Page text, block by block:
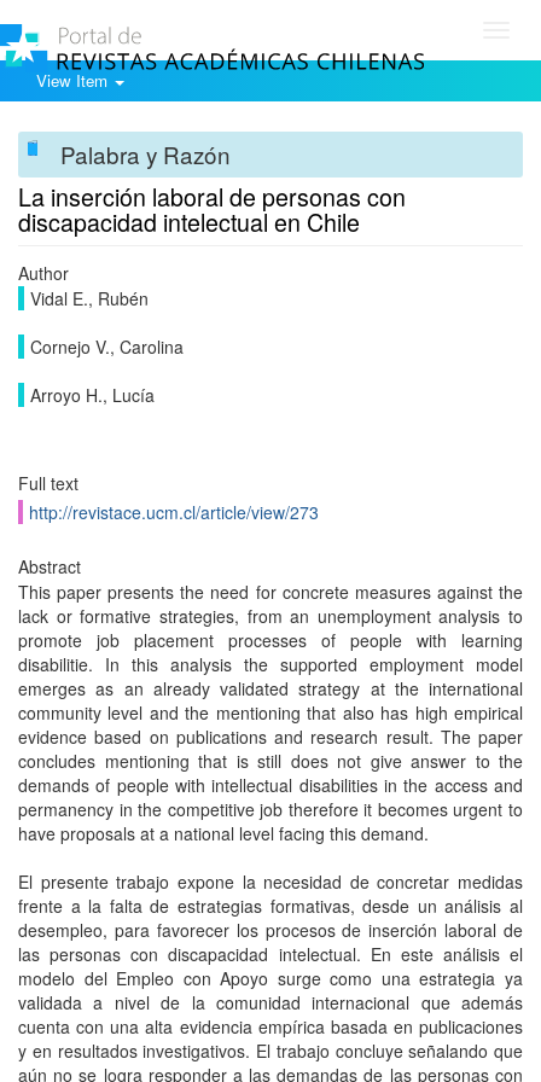
View Item
Palabra y Razón
La inserción laboral de personas con
discapacidad intelectual en Chile
Author
Vidal E., Rubén
Cornejo V., Carolina
Arroyo H., Lucía
Full text
http://revistace.ucm.cl/article/view/273
Abstract
This paper presents the need for concrete measures against the
lack or formative strategies, from an unemployment analysis to
promote job placement processes of people with learning
disabilitie. In this analysis the supported employment model
emerges as an already validated strategy at the international
community level and the mentioning that also has high empirical
evidence based on publications and research result. The paper
concludes mentioning that is still does not give answer to the
demands of people with intellectual disabilities in the access and
permanency in the competitive job therefore it becomes urgent to
have proposals at a national level facing this demand.
El presente trabajo expone la necesidad de concretar medidas
frente a la falta de estrategias formativas, desde un análisis al
desempleo, para favorecer los procesos de inserción laboral de
las personas con discapacidad intelectual. En este análisis el
modelo del Empleo con Apoyo surge como una estrategia ya
validada a nivel de la comunidad internacional que además
cuenta con una alta evidencia empírica basada en publicaciones
y en resultados investigativos. El trabajo concluye señalando que
aún no se logra responder a las demandas de las personas con